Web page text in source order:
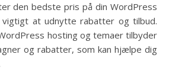
den bedste pris på din WordPress
at udnytte rabatter og tilbud.
hosting og temaer tilbyder
og rabatter, som kan hjælpe dig